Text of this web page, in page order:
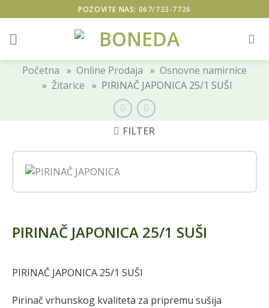
to
content
POZOVITE NAS: 067/733-7726
Početna » Online Prodaja » Osnovne namirnice
» Žitarice » PIRINAČ JAPONICA 25/1 SUŠI
FILTER
PIRINAČ JAPONICA 25/1 SUŠI
PIRINAČ JAPONICA 25/1 SUŠI
Pirinač vrhunskog kvaliteta za pripremu sušija